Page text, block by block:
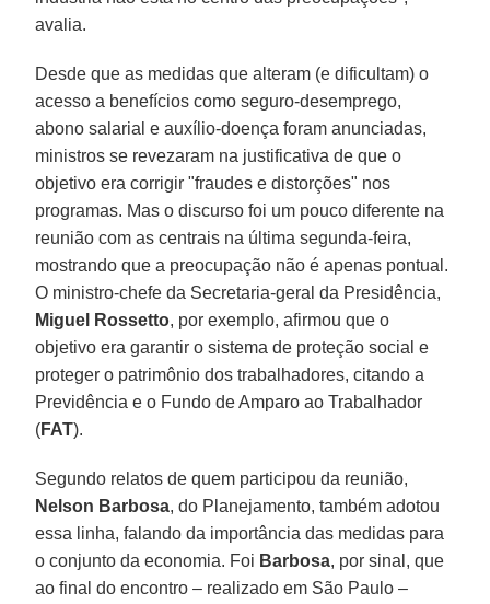
avalia.
Desde que as medidas que alteram (e dificultam) o
acesso a benefícios como seguro-desemprego,
abono salarial e auxílio-doença foram anunciadas,
ministros se revezaram na justificativa de que o
objetivo era corrigir "fraudes e distorções" nos
programas. Mas o discurso foi um pouco diferente na
reunião com as centrais na última segunda-feira,
mostrando que a preocupação não é apenas pontual.
O ministro-chefe da Secretaria-geral da Presidência,
Miguel Rossetto, por exemplo, afirmou que o
objetivo era garantir o sistema de proteção social e
proteger o patrimônio dos trabalhadores, citando a
Previdência e o Fundo de Amparo ao Trabalhador
(FAT).
Segundo relatos de quem participou da reunião,
Nelson Barbosa, do Planejamento, também adotou
essa linha, falando da importância das medidas para
o conjunto da economia. Foi Barbosa, por sinal, que
ao final do encontro – realizado em São Paulo –